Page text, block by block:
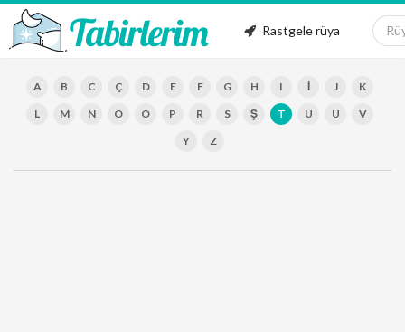
Rastgele rüya
A B C Ç D E F G H I İ J
K
L
M N O Ö P R S Ş T U Ü
V
Y
Z